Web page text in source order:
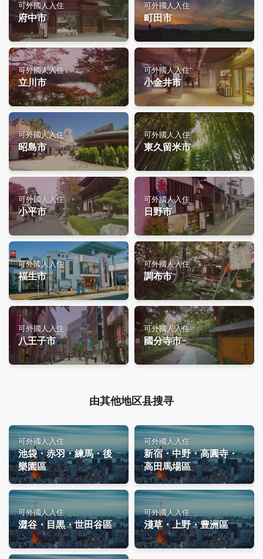
可外國人入住
府中市
可外國人入住
町田市
可外國人入住
立川市
可外國人入住
小金井市
可外國人入住
昭島市
可外國人入住
東久留米市
可外國人入住
小平市
可外國人入住
日野市
可外國人入住
福生市
可外國人入住
調布市
可外國人入住
八王子市
可外國人入住
國分寺市
由其他地区县搜寻
可外國人入住
池袋・赤羽・練馬・後
樂園區
可外國人入住
新宿・中野・高圓寺・
高田馬場區
可外國人入住
澀谷・目黒・世田谷區
可外國人入住
淺草・上野・豊洲區